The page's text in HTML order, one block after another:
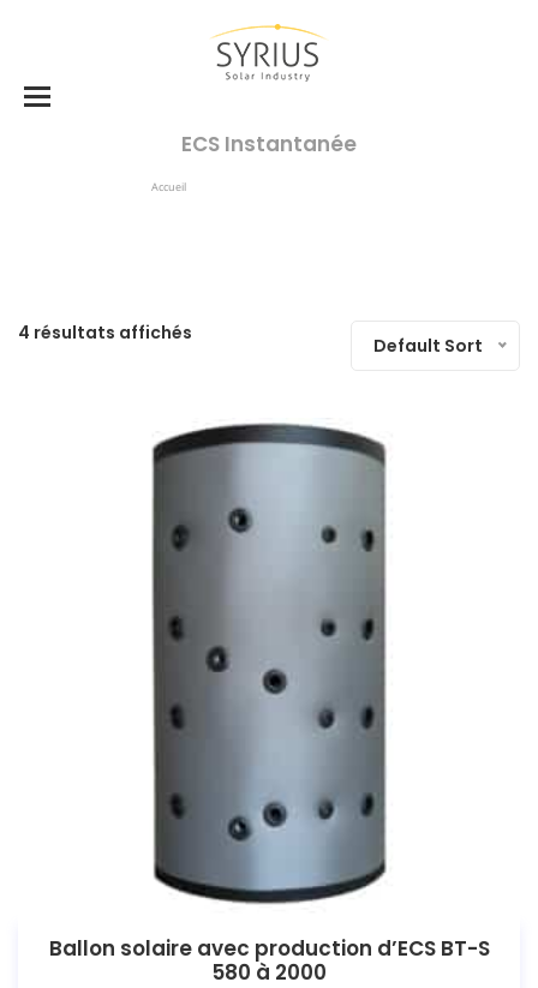
ECS Instantanée
Accueil
4 résultats affichés
Default Sort
Ballon solaire avec production d’ECS BT-S
580 à 2000